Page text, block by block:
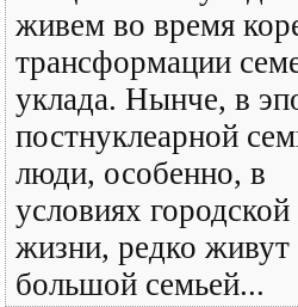
живем во время
трансформации
уклада. Нынче, в
постнуклеарной
люди, особенно, в
условиях городской
жизни, редко живут
большой семьей...